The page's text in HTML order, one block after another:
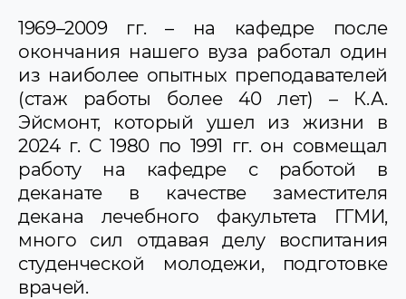
1969–2009 гг. – на кафедре после
окончания нашего вуза работал один
из наиболее опытных преподавателей
(стаж работы более 40 лет) – К.А.
Эйсмонт, который ушел из жизни в
2024 г. С 1980 по 1991 гг. он совмещал
работу на кафедре с работой в
деканате в качестве заместителя
декана лечебного факультета ГГМИ,
много сил отдавая делу воспитания
студенческой молодежи, подготовке
врачей.